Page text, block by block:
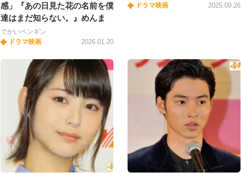
感」『あの日見た花の名前を僕
達はまだ知らない。』めんま
でかいペンギン
ドラマ映画
2026.01.20
ドラマ映画
2025.09.26